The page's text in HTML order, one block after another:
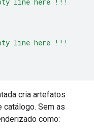
line here !!!
cria artefatos
catálogo. Sem as
como: